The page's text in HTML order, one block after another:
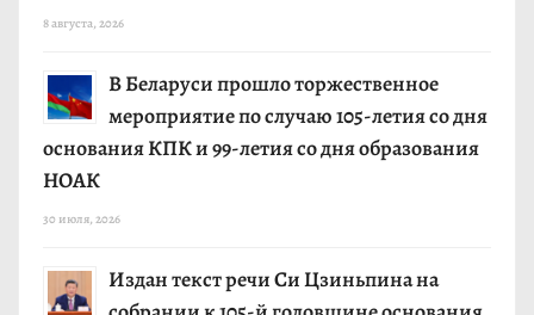
8 августа, 2026
В Беларуси прошло торжественное
мероприятие по случаю 105-летия со дня
основания КПК и 99-летия со дня образования
НОАК
30 июля, 2026
Издан текст речи Си Цзиньпина на